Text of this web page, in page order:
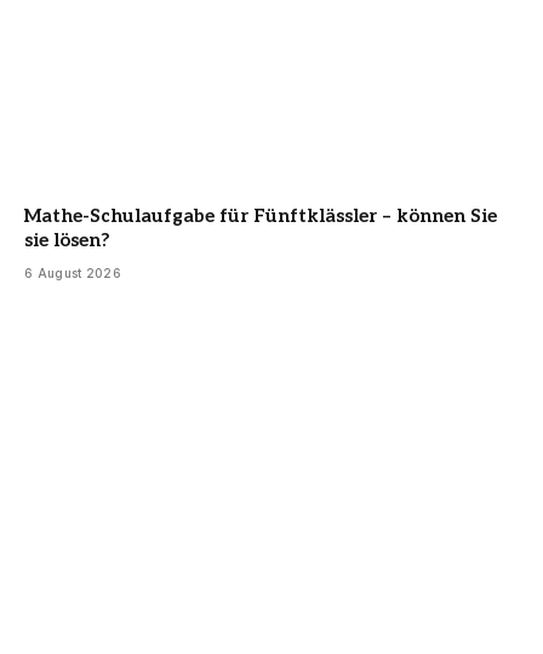
Mathe-Schulaufgabe für Fünftklässler – können Sie
sie lösen?
6 August 2026